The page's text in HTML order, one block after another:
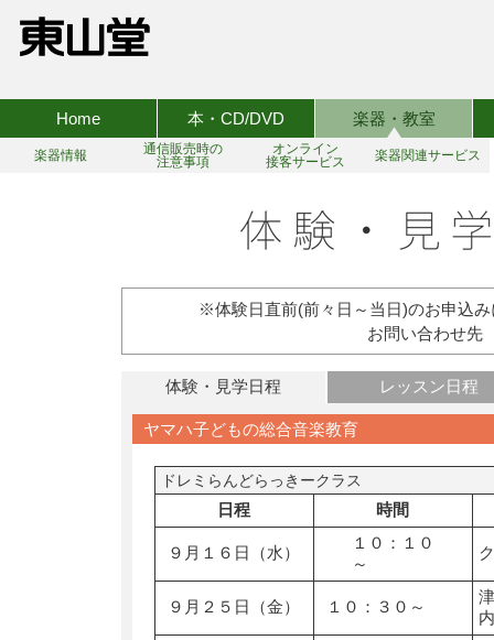
Home 本・CD/DVD 楽器・教室
楽器情報
通信販売時の
注意事項
オンライン
接客サービス
楽器関連サービス
※体験日直前(前々日～当日)のお申込
お問い合わせ先
体験・見学日程 レッスン日程
ヤマハ子どもの総合音楽教育
ドレミらんどらっきークラス
日程 時間
９月１６日（水）
１０：１０
～
９月２５日（金） １０：３０～